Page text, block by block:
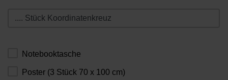
Notebooktasche
Poster (3 Stück 70 x 100 cm)